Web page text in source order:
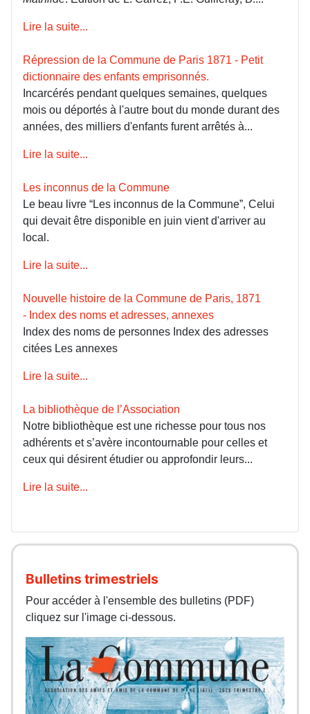
Lire la suite...
Répression de la Commune de Paris 1871 - Petit
dictionnaire des enfants emprisonnés.
Incarcérés pendant quelques semaines, quelques
mois ou déportés à l'autre bout du monde durant des
années, des milliers d'enfants furent arrêtés à...
Lire la suite...
Les inconnus de la Commune
Le beau livre “Les inconnus de la Commune”, Celui
qui devait être disponible en juin vient d'arriver au
local.
Lire la suite...
Nouvelle histoire de la Commune de Paris, 1871
- Index des noms et adresses, annexes
Index des noms de personnes Index des adresses
citées Les annexes
Lire la suite...
La bibliothèque de l’Association
Notre bibliothèque est une richesse pour tous nos
adhérents et s’avère incontournable pour celles et
ceux qui désirent étudier ou approfondir leurs...
Lire la suite...
Bulletins trimestriels
Pour accéder à l'ensemble des bulletins (PDF)
cliquez sur l'image ci-dessous.